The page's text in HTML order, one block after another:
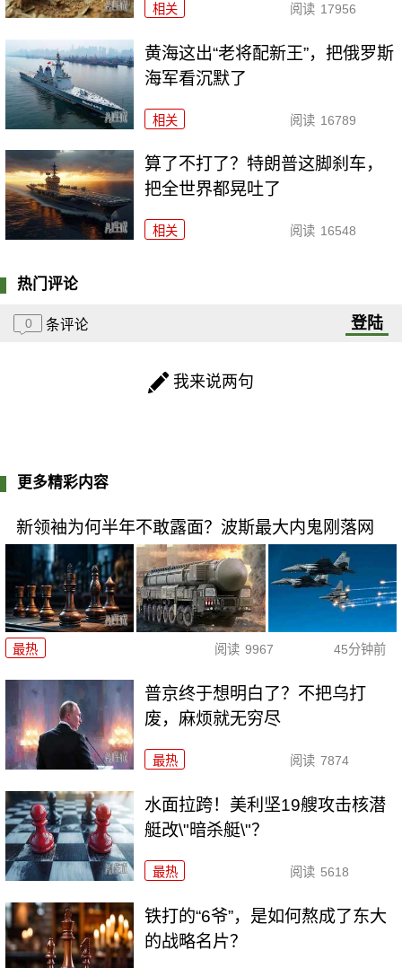
相关 阅读 17956
黄海这出“老将配新王”，把俄罗斯
海军看沉默了
相关 阅读 16789
算了不打了？特朗普这脚刹车，
把全世界都晃吐了
相关 阅读 16548
热门评论
0 条评论 登陆
我来说两句
更多精彩内容
新领袖为何半年不敢露面？波斯最大内鬼刚落网
最热 阅读 9967 45分钟前
普京终于想明白了？不把乌打
废，麻烦就无穷尽
最热 阅读 7874
水面拉跨！美利坚19艘攻击核潜
艇改\"暗杀艇\"？
最热 阅读 5618
铁打的“6爷”，是如何熬成了东大
的战略名片？